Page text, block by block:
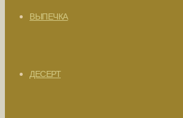
ВЫПЕЧКА
ДЕСЕРТ